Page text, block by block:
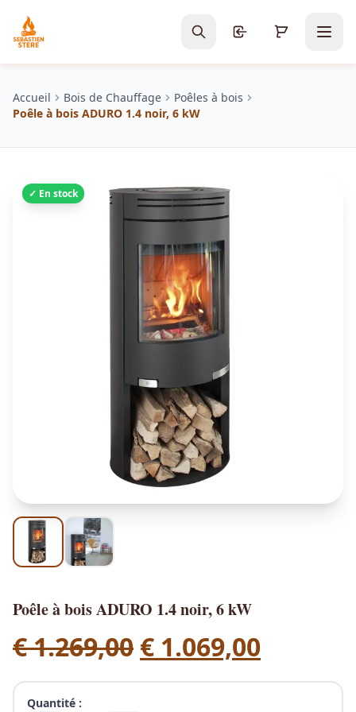
Accueil Bois de Chauffage
Poêles à bois
Poêle à bois ADURO 1.4 noir, 6 kW
✓ En stock
Poêle à bois ADURO 1.4 noir, 6 kW
€1.269,00 L
e
€ 1.069,00L
e
Quantité :